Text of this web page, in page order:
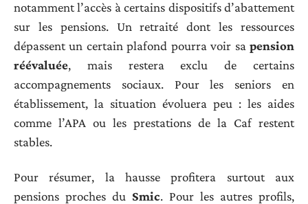
notamment l’accès à certains dispositifs d’abattement
sur les pensions. Un retraité dont les ressources
dépassent un certain plafond pourra voir sa pension
réévaluée, mais restera exclu de certains
accompagnements sociaux. Pour les seniors en
établissement, la situation évoluera peu : les aides
comme l’APA ou les prestations de la Caf restent
stables.
Pour résumer, la hausse profitera surtout aux
pensions proches du Smic. Pour les autres profils,